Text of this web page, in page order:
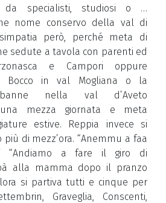
da specialisti, studiosi o …
nome conservo della val di
però, perché meta di
sedute a tavola con parenti ed
e Campori oppure
Bocco in val Mogliana o la
nella val d’Aveto
una mezza giornata e meta
estive. Reppia invece si
più di mezz’ora. “Anemmu a faa
“Andiamo a fare il giro di
alla mamma dopo il pranzo
si partiva tutti e cinque per
Graveglia, Conscenti,